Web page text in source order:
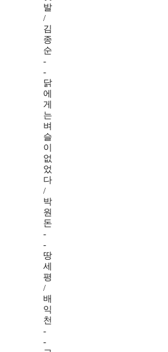
발
/
김
종
순
-
-
닭
에
게
는
벼
슬
이
없
었
다
/
박
원
돈
-
-
땅
세
평
/
배
익
천
-
-